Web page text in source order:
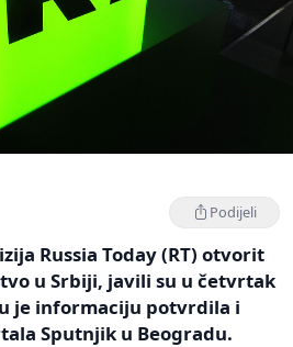
Podijeli
Russia Today (RT) otvorit
u Srbiji, javili su u četvrtak
je informaciju potvrdila i
Sputnjik u Beogradu.